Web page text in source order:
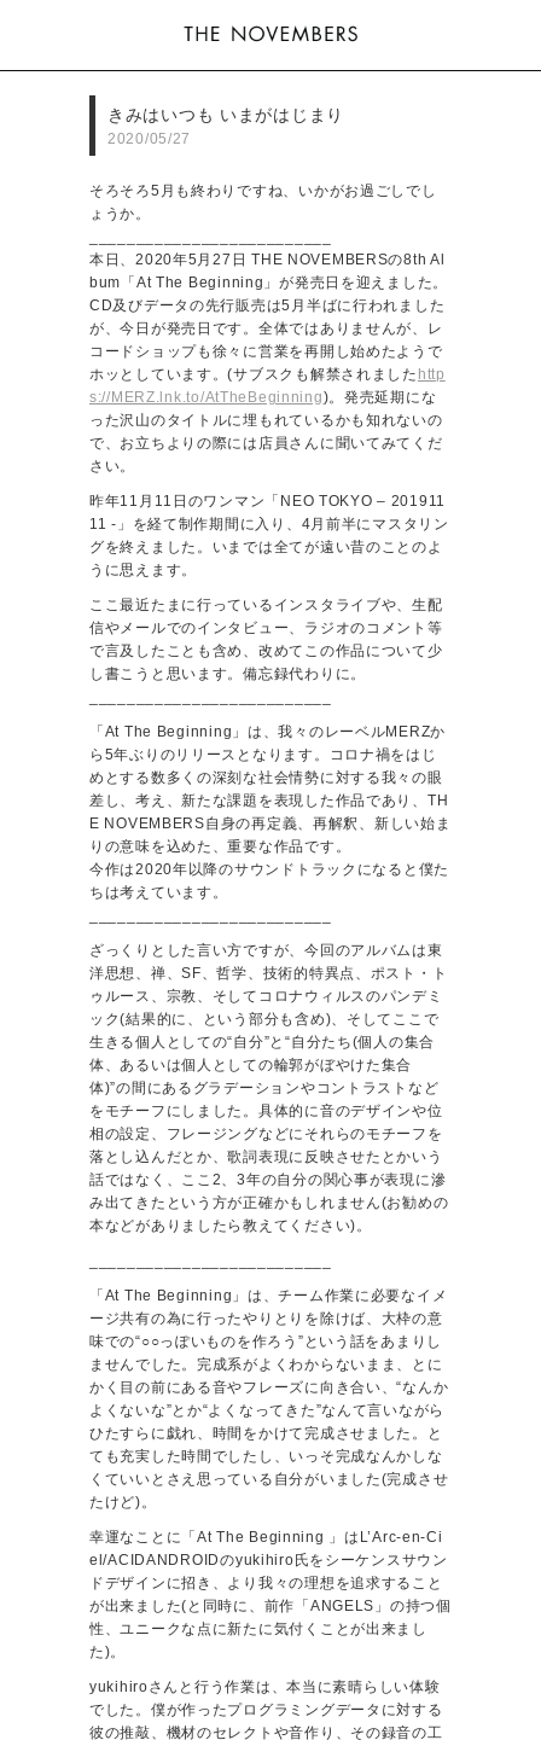
きみはいつも いまがはじまり
2020/05/27
そろそろ5月も終わりですね、いかがお過ごしでし
ょうか。
本日、2020年5月27日 THE NOVEMBERSの8th Al
bum「At The Beginning」が発売日を迎えました。
CD及びデータの先行販売は5月半ばに行われました
が、今日が発売日です。全体ではありませんが、レ
コードショップも徐々に営業を再開し始めたようで
ホッとしています。(サブスクも解禁されました http
s://MERZ.lnk.to/AtTheBeginning)。発売延期にな
った沢山のタイトルに埋もれているかも知れないの
で、お立ちよりの際には店員さんに聞いてみてくだ
さい。
昨年11月11日のワンマン「NEO TOKYO – 201911
11 -」を経て制作期間に入り、4月前半にマスタリン
グを終えました。いまでは全てが遠い昔のことのよ
うに思えます。
ここ最近たまに行っているインスタライブや、生配
信やメールでのインタビュー、ラジオのコメント等
で言及したことも含め、改めてこの作品について少
し書こうと思います。備忘録代わりに。
「At The Beginning」は、我々のレーベルMERZか
ら5年ぶりのリリースとなります。コロナ禍をはじ
めとする数多くの深刻な社会情勢に対する我々の眼
差し、考え、新たな課題を表現した作品であり、TH
E NOVEMBERS自身の再定義、再解釈、新しい始ま
りの意味を込めた、重要な作品です。
今作は2020年以降のサウンドトラックになると僕た
ちは考えています。
ざっくりとした言い方ですが、今回のアルバムは東
洋思想、禅、SF、哲学、技術的特異点、ポスト・ト
ゥルース、宗教、そしてコロナウィルスのパンデミ
ック(結果的に、という部分も含め)、そしてここで
生きる個人としての“自分”と“自分たち(個人の集合
体、あるいは個人としての輪郭がぼやけた集合
体)”の間にあるグラデーションやコントラストなど
をモチーフにしました。具体的に音のデザインや位
相の設定、フレージングなどにそれらのモチーフを
落とし込んだとか、歌詞表現に反映させたとかいう
話ではなく、ここ2、3年の自分の関心事が表現に滲
み出てきたという方が正確かもしれません(お勧めの
本などがありましたら教えてください)。
「At The Beginning」は、チーム作業に必要なイメ
ージ共有の為に行ったやりとりを除けば、大枠の意
味での“○○っぽいものを作ろう”という話をあまりし
ませんでした。完成系がよくわからないまま、とに
かく目の前にある音やフレーズに向き合い、“なんか
よくないな”とか“よくなってきた”なんて言いながら
ひたすらに戯れ、時間をかけて完成させました。と
ても充実した時間でしたし、いっそ完成なんかしな
くていいとさえ思っている自分がいました(完成させ
たけど)。
幸運なことに「At The Beginning 」はL’Arc-en-Ci
el/ACIDANDROIDのyukihiro氏をシーケンスサウン
ドデザインに招き、より我々の理想を追求すること
が出来ました(と同時に、前作「ANGELS」の持つ個
性、ユニークな点に新たに気付くことが出来まし
た)。
yukihiroさんと行う作業は、本当に素晴らしい体験
でした。僕が作ったプログラミングデータに対する
彼の推敲、機材のセレクトや音作り、その録音の工